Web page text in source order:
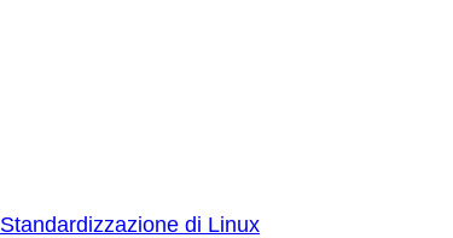
Standardizzazione di Linux